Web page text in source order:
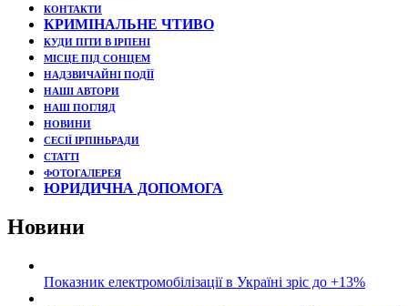
КОНТАКТИ
КРИМІНАЛЬНЕ ЧТИВО
КУДИ ПІТИ В ІРПЕНІ
МІСЦЕ ПІД СОНЦЕМ
НАДЗВИЧАЙНІ ПОДЇЇ
НАШІ АВТОРИ
НАШ ПОГЛЯД
НОВИНИ
СЕСІЇ ІРПІНЬРАДИ
СТАТТІ
ФОТОГАЛЕРЕЯ
ЮРИДИЧНА ДОПОМОГА
Новини
Показник електромобілізації в Україні зріс до +13%